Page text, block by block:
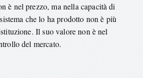
è nel prezzo, ma nella capacità di
che lo ha prodotto non è più
Il suo valore non è nel
del mercato.